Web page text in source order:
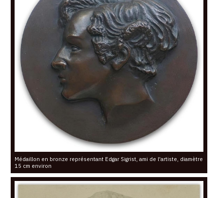
Médaillon en bronze représentant Edgar Sigrist, ami de l'artiste, diamètre
15 cm environ